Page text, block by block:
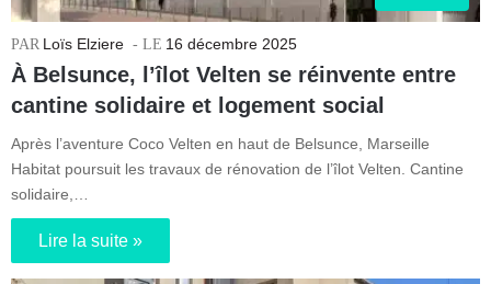
Loïs Elziere 16 décembre 2025
À Belsunce, l’îlot Velten se réinvente entre
cantine solidaire et logement social
Après l’aventure Coco Velten en haut de Belsunce, Marseille
Habitat poursuit les travaux de rénovation de l’îlot Velten. Cantine
solidaire,…
Lire la suite »